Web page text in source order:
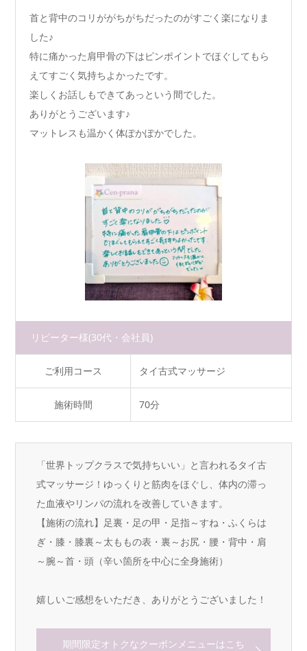
首と背中のコリががちがちだったのがすごく楽になりま
した♪
特に痛かった肩甲骨の下はピンポイントでほぐしてもら
えてすごく気持ちよかったです。
楽しくお話しもできてあっという間でした。
ありがとうございます♪
マットレスも温かく体ぽかぽかでした。
リピーター様(30代・会社員)
ご利用コース タイ古式マッサージ
施術時間 70分
「世界トップクラスで気持ちいい」と言われるタイ古
式マッサージ！ゆっくりと筋肉をほぐし、体内の滞っ
た血液やリンパの流れを改善していきます。
【施術の流れ】足裏・足の甲・足指～すね・ふくらは
ぎ・膝・膝裏～太ももの表・裏～お尻・腰・背中・肩
～腕～首・頭（辛い箇所を中心に全身施術）
嬉しいご感想をいただき、ありがとうございました！
期間限定オトクなクーポンメニューはこち